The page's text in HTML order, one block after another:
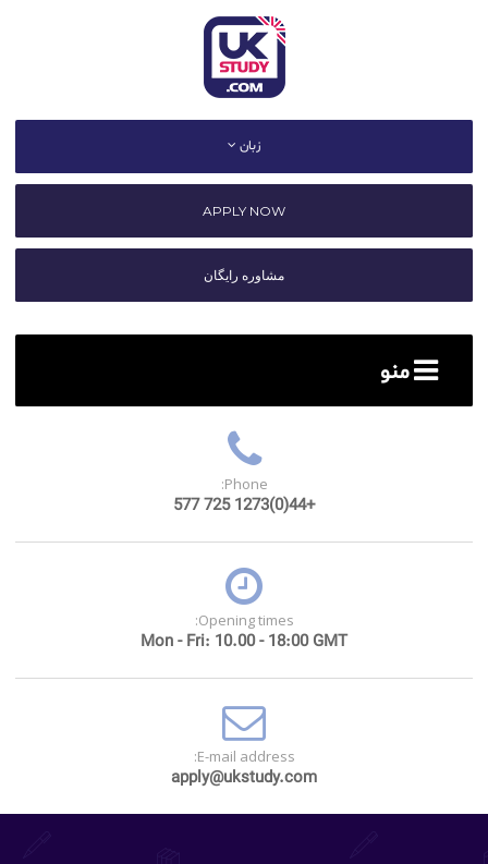
زبان
APPLY NOW
مشاوره رایگان
منو
Phone:
+44(0)1273 725 577
Opening times:
Mon - Fri: 10.00 - 18:00 GMT
E-mail address:
apply@ukstudy.com